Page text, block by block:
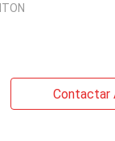
Contactar